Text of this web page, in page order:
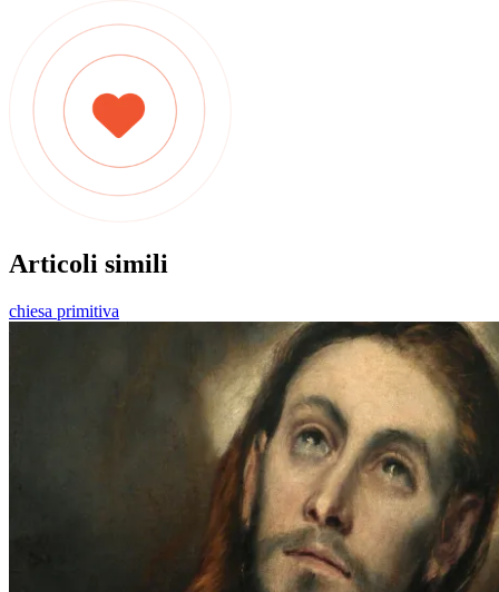
Articoli simili
chiesa primitiva